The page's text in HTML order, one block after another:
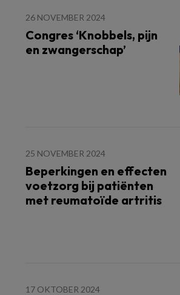
26 NOVEMBER 2024
Congres ‘Knobbels, pijn
en zwangerschap’
25 NOVEMBER 2024
Beperkingen en effecten
voetzorg bij patiënten
met reumatoïde artritis
17 OKTOBER 2024